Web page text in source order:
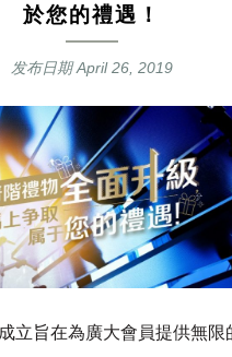
於您的禮遇！
发布日期April 26, 2019
立旨在為廣大會員提供無限